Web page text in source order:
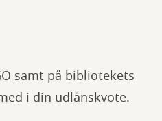
samt på bibliotekets
i din udlånskvote.